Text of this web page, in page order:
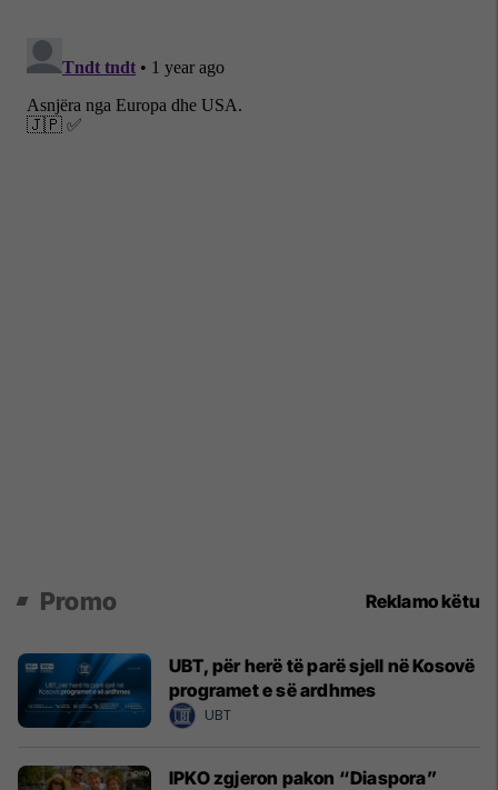
Promo Reklamo këtu
UBT, për herë të parë sjell në Kosovë
programet e së ardhmes
UBT
IPKO zgjeron pakon “Diaspora”